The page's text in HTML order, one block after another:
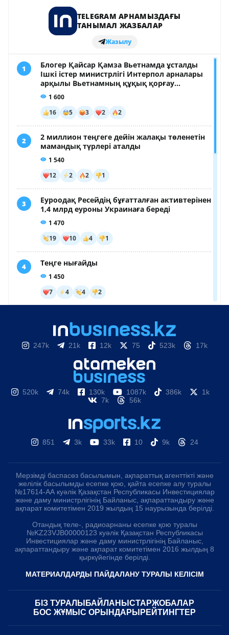
247k 21k 12k 75 523k 17k
520k 74k 130k 1087k 386k
1k
7k
56k
851 3k 33k 10 9k 24
Мерзімді баспасөз басылымын, ақпараттық агенттікті және
желілік басылымды есепке қою, қайта есепке алу туралы
№17614-АА куәлік Қазақстан Республикасы Инвестициялар
және даму министрлігінің Байланыс, ақпараттандыру және
ақпарат комитетімен 2019 жылдың 15 наурызында берілді.
Отандық теле-, радиоарнаны есепке қою туралы
№KZ23VJB00000123 куәлік Қазақстан Республикасы
Инвестициялар және даму министрлігінің Байланыс,
ақпараттандыру және ақпарат комитетімен 2016 жылдың 8
қыркүйегінде берілді.
МАТЕРИАЛДАРДЫ ПАЙДАЛАНУ ТУРАЛЫ КЕЛІСІМ
БІЗ ТУРАЛЫ БАЙЛАНЫСТАРЖОБАЛАР
БОС ЖҰМЫС ОРЫНДАРЫ РЕЙТИНГТЕР